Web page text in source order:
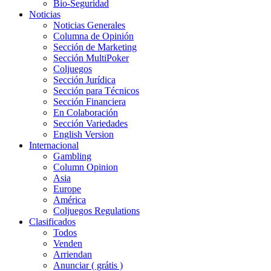
Bio-Seguridad
Noticias
Noticias Generales
Columna de Opinión
Sección de Marketing
Sección MultiPoker
Coljuegos
Sección Jurídica
Sección para Técnicos
Sección Financiera
En Colaboración
Sección Variedades
English Version
Internacional
Gambling
Column Opinion
Asia
Europe
América
Coljuegos Regulations
Clasificados
Todos
Venden
Arriendan
Anunciar ( grátis )